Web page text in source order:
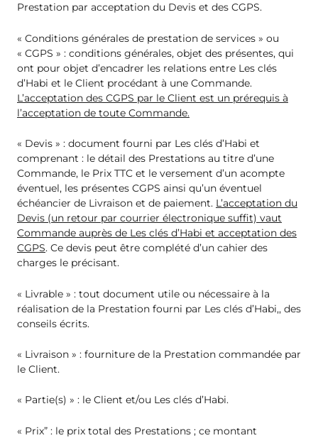
Prestation par acceptation du Devis et des CGPS.
« Conditions générales de prestation de services » ou
« CGPS » : conditions générales, objet des présentes, qui
ont pour objet d’encadrer les relations entre Les clés
d’Habi et le Client procédant à une Commande.
L’acceptation des CGPS par le Client est un prérequis à
l’acceptation de toute Commande.
« Devis » : document fourni par Les clés d’Habi et
comprenant : le détail des Prestations au titre d’une
Commande, le Prix TTC et le versement d’un acompte
éventuel, les présentes CGPS ainsi qu’un éventuel
échéancier de Livraison et de paiement. L’acceptation du
Devis (un retour par courrier électronique suffit) vaut
Commande auprès de Les clés d’Habi et acceptation des
CGPS. Ce devis peut être complété d’un cahier des
charges le précisant.
« Livrable » : tout document utile ou nécessaire à la
réalisation de la Prestation fourni par Les clés d’Habi,, des
conseils écrits.
« Livraison » : fourniture de la Prestation commandée par
le Client.
« Partie(s) » : le Client et/ou Les clés d’Habi.
« Prix” : le prix total des Prestations ; ce montant